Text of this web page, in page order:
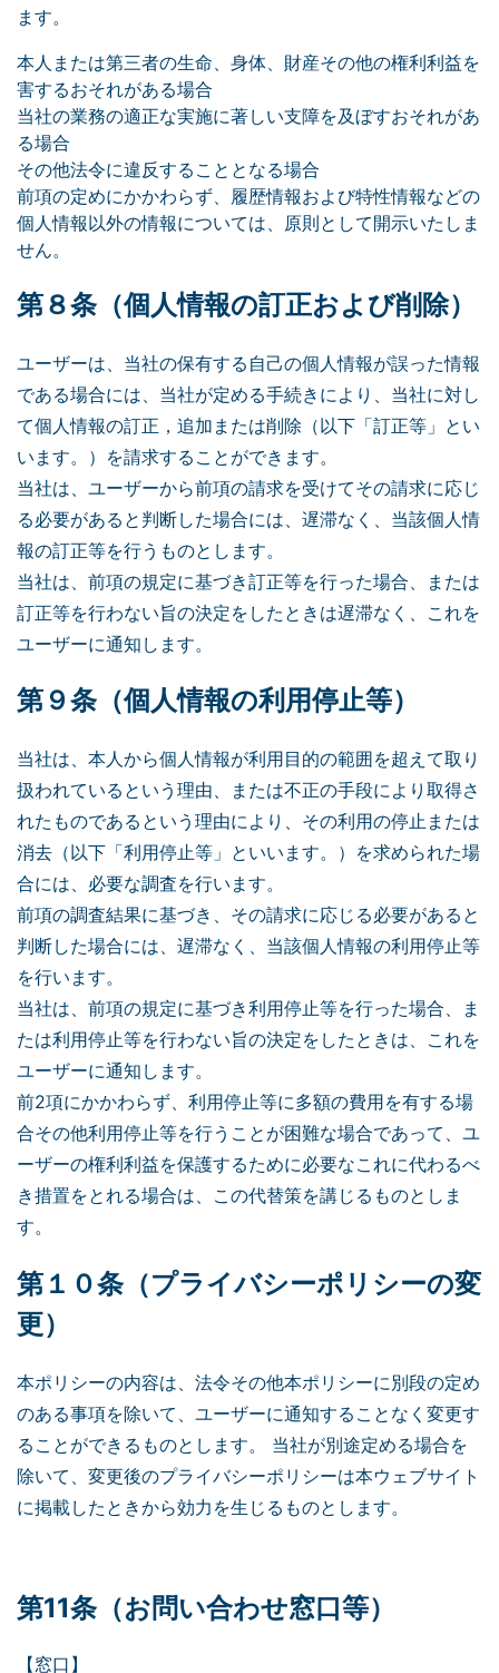
ます。
本人または第三者の生命、身体、財産その他の権利利益を
害するおそれがある場合
当社の業務の適正な実施に著しい支障を及ぼすおそれがあ
る場合
その他法令に違反することとなる場合
前項の定めにかかわらず、履歴情報および特性情報などの
個人情報以外の情報については、原則として開示いたしま
せん。
第８条（個人情報の訂正および削除）
ユーザーは、当社の保有する自己の個人情報が誤った情報
である場合には、当社が定める手続きにより、当社に対し
て個人情報の訂正，追加または削除（以下「訂正等」とい
います。）を請求することができます。
当社は、ユーザーから前項の請求を受けてその請求に応じ
る必要があると判断した場合には、遅滞なく、当該個人情
報の訂正等を行うものとします。
当社は、前項の規定に基づき訂正等を行った場合、または
訂正等を行わない旨の決定をしたときは遅滞なく、これを
ユーザーに通知します。
第９条（個人情報の利用停止等）
当社は、本人から個人情報が利用目的の範囲を超えて取り
扱われているという理由、または不正の手段により取得さ
れたものであるという理由により、その利用の停止または
消去（以下「利用停止等」といいます。）を求められた場
合には、必要な調査を行います。
前項の調査結果に基づき、その請求に応じる必要があると
判断した場合には、遅滞なく、当該個人情報の利用停止等
を行います。
当社は、前項の規定に基づき利用停止等を行った場合、ま
たは利用停止等を行わない旨の決定をしたときは、これを
ユーザーに通知します。
前2項にかかわらず、利用停止等に多額の費用を有する場
合その他利用停止等を行うことが困難な場合であって、ユ
ーザーの権利利益を保護するために必要なこれに代わるべ
き措置をとれる場合は、この代替策を講じるものとしま
す。
第１０条（プライバシーポリシーの変
更）
本ポリシーの内容は、法令その他本ポリシーに別段の定め
のある事項を除いて、ユーザーに通知することなく変更す
ることができるものとします。 当社が別途定める場合を
除いて、変更後のプライバシーポリシーは本ウェブサイト
に掲載したときから効力を生じるものとします。
第11条（お問い合わせ窓口等）
【窓口】